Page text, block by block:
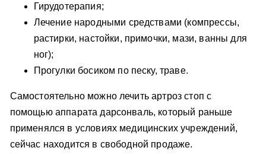
Гирудотерапия;
Лечение народными средствами (компрессы,
растирки, настойки, примочки, мази, ванны для
ног);
Прогулки босиком по песку, траве.
Самостоятельно можно лечить артроз стоп с
помощью аппарата дарсонваль, который раньше
применялся в условиях медицинских учреждений,
сейчас находится в свободной продаже.